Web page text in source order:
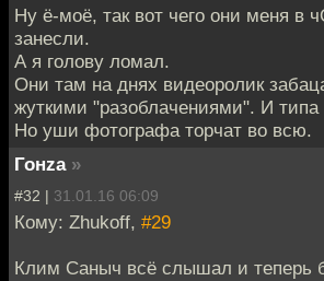
Ну ё-моё, так вот чего они меня в
занесли.
А я голову ломал.
Они там на днях видеоролик
жуткими "разоблачениями". И типа
Но уши фотографа торчат во всю.
Гонzа »
#32 | 31.01.16 06:09
Кому: Zhukoff, #29
Клим Саныч всё слышал и теперь